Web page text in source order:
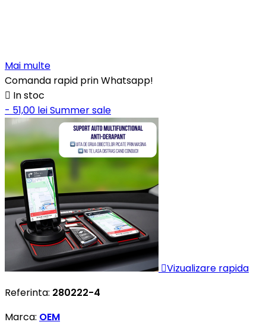
Mai multe
Comanda rapid prin Whatsapp!
 In stoc
- 51,00 leiSummer sale
Vizualizare rapida
Referinta: 280222-4
Marca: OEM